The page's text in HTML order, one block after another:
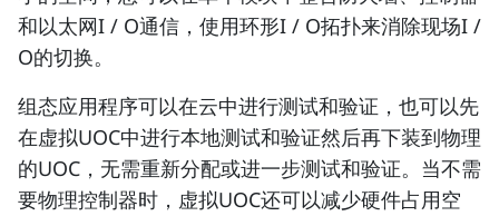
和以太网I / O通信，使用环形I / O拓扑来消除现场I /
O的切换。
组态应用程序可以在云中进行测试和验证，也可以先
在虚拟UOC中进行本地测试和验证然后再下装到物理
的UOC，无需重新分配或进一步测试和验证。当不需
要物理控制器时，虚拟UOC还可以减少硬件占用空